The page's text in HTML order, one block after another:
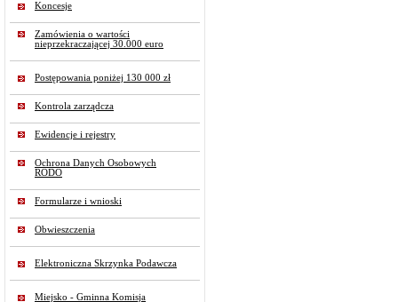
Koncesje
Zamówienia o wartości
nieprzekraczającej 30.000 euro
Postępowania poniżej 130 000 zł
Kontrola zarządcza
Ewidencje i rejestry
Ochrona Danych Osobowych
RODO
Formularze i wnioski
Obwieszczenia
Elektroniczna Skrzynka Podawcza
Miejsko - Gminna Komisja